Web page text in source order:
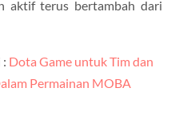
aktif terus bertambah dari
: Dota Game untuk Tim dan
Permainan MOBA